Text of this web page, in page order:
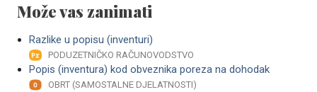
Može vas zanimati
Razlike u popisu (inventuri)
PODUZETNIČKO RAČUNOVODSTVO
Popis (inventura) kod obveznika poreza na dohodak
OBRT (SAMOSTALNE DJELATNOSTI)